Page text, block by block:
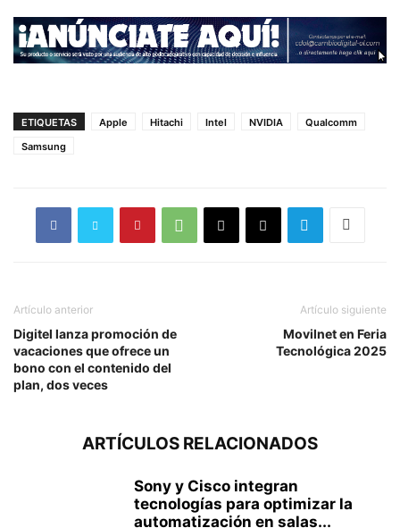
ETIQUETAS Apple Hitachi Intel NVIDIA
Qualcomm
Samsung
Artículo anterior
Digitel lanza promoción de
vacaciones que ofrece un
bono con el contenido del
plan, dos veces
Artículo siguiente
Movilnet en Feria
Tecnológica 2025
ARTÍCULOS RELACIONADOS
Sony y Cisco integran
tecnologías para optimizar la
automatización en salas...